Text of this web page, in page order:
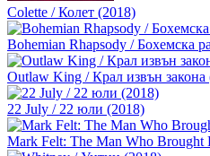
Colette / Колет (2018)
Bohemian Rhapsody / Бохемска
Outlaw King / Крал извън закона
22 July / 22 юли (2018)
Mark Felt: The Man Who